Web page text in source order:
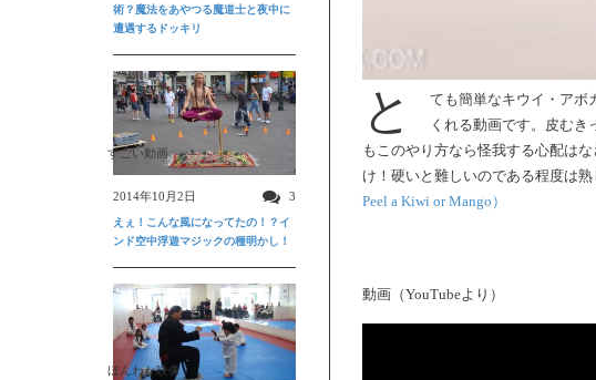
と
ても簡単なキウイ・アボ
くれる動画です。皮む
もこのやり方なら怪我する心配は
け！硬いと難しいのである程度は
Peel a Kiwi or Mango）
動画（YouTubeより）
術？魔法をあやつる魔道士と夜中に
遭遇するドッキリ
すごい動画
2014年10月2日 3
えぇ！こんな風になってたの！？イ
ンド空中浮遊マジックの種明かし！
ほんわか映像